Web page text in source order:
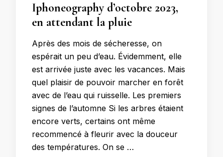
Iphoneography d’octobre 2023,
en attendant la pluie
Après des mois de sécheresse, on
espérait un peu d’eau. Évidemment, elle
est arrivée juste avec les vacances. Mais
quel plaisir de pouvoir marcher en forêt
avec de l’eau qui ruisselle. Les premiers
signes de l’automne Si les arbres étaient
encore verts, certains ont même
recommencé à fleurir avec la douceur
des températures. On se …